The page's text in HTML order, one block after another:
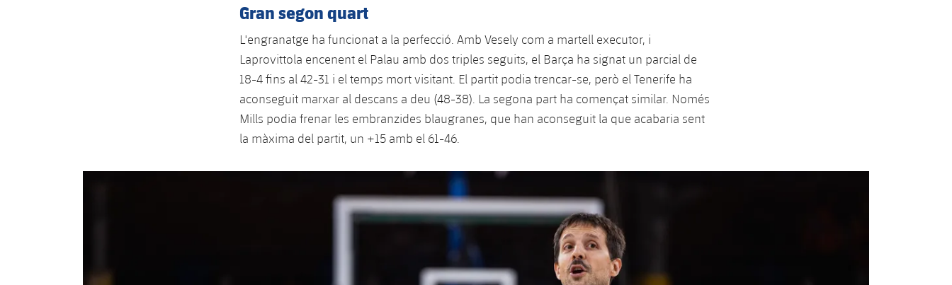
Gran segon quart
L'engranatge ha funcionat a la perfecció. Amb Vesely com a martell executor, i
Laprovittola encenent el Palau amb dos triples seguits, el Barça ha signat un parcial de
18-4 fins al 42-31 i el temps mort visitant. El partit podia trencar-se, però el Tenerife ha
aconseguit marxar al descans a deu (48-38). La segona part ha començat similar. Només
Mills podia frenar les embranzides blaugranes, que han aconseguit la que acabaria sent
la màxima del partit, un +15 amb el 61-46.